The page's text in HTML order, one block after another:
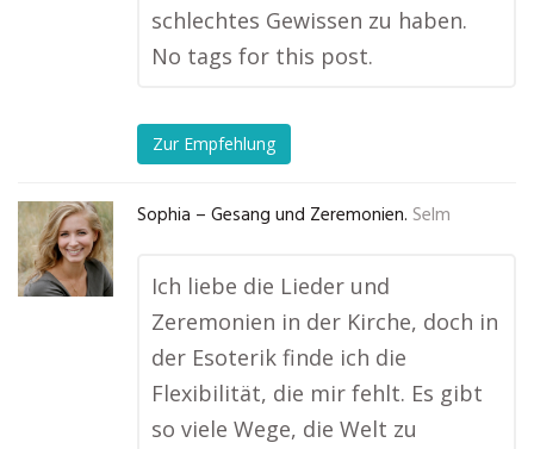
schlechtes Gewissen zu haben.
No tags for this post.
Zur Empfehlung
Sophia – Gesang und Zeremonien. Selm
Ich liebe die Lieder und
Zeremonien in der Kirche, doch in
der Esoterik finde ich die
Flexibilität, die mir fehlt. Es gibt
so viele Wege, die Welt zu